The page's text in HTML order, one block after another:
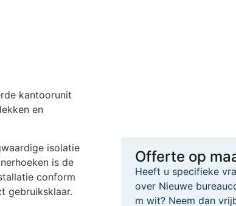
kantoorunit
en
isolatie
is de
conform
gebruiksklaar.
Offerte op
Heeft u specifieke
over Nieuwe
m wit? Neem dan